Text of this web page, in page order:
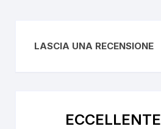
LASCIA UNA RECENSIONE
ECCELLENTE